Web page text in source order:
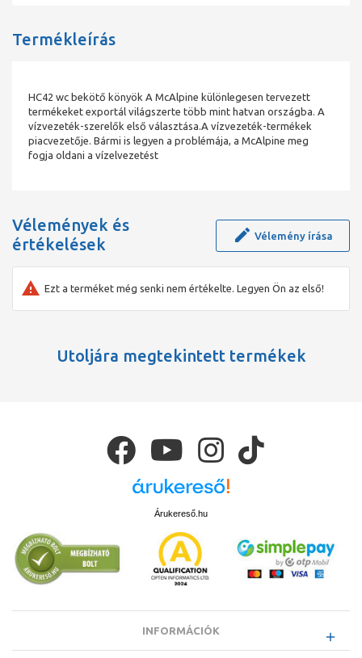
Termékleírás
HC42 wc bekötő könyök A McAlpine különlegesen tervezett
termékeket exportál világszerte több mint hatvan országba. A
vízvezeték-szerelők első választása.A vízvezeték-termékek
piacvezetője. Bármi is legyen a problémája, a McAlpine meg
fogja oldani a vízelvezetést
Vélemények és
értékelések
Vélemény írása
Ezt a terméket még senki nem értékelte. Legyen Ön az első!
Utoljára megtekintett termékek
Árukereső.hu
INFORMÁCIÓK